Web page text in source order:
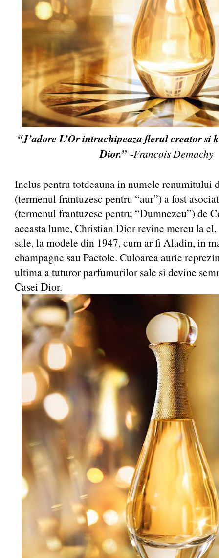
“J’adore L’Or intruchipeaza flerul creator si
Dior.” -Francois Demachy
Inclus pentru totdeauna in numele renumitului
(termenul frantuzesc pentru “aur”) a fost
(termenul frantuzesc pentru “Dumnezeu”) de
aceasta lume, Christian Dior revine mereu la
sale, la modele din 1947, cum ar fi Aladin, in
champagne sau Pactole. Culoarea aurie
ultima a tuturor parfumurilor sale si devine
Casei Dior.